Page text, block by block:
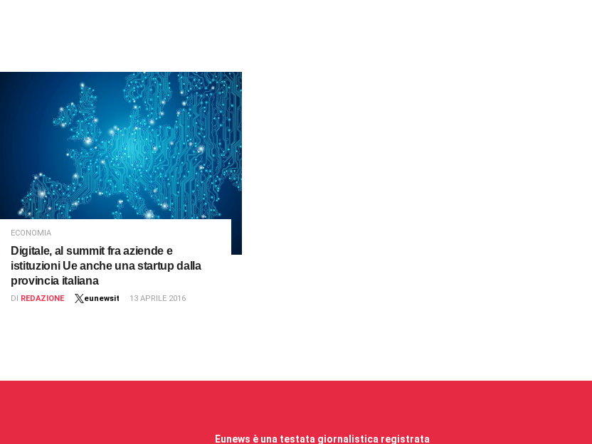
ECONOMIA
Digitale, al summit fra aziende e
istituzioni Ue anche una startup dalla
provincia italiana
DI REDAZIONE eunewsit 13 APRILE 2016
Eunews è una testata giornalistica registrata